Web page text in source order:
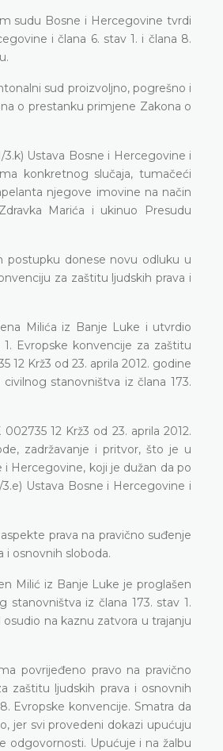
sudu Bosne i Hercegovine tvrdi
i člana 6. stav 1. i člana 8.
sud proizvoljno, pogrešno i
o prestanku primjene Zakona o
Ustava Bosne i Hercegovine i
konkretnog slučaja, tumačeći
njegove imovine na način
Zdravka Marića
i ukinuo Presudu
postupku donese novu odluku u
za zaštitu ljudskih prava i
Milića iz Banje Luke i utvrdio
Evropske konvencije za zaštitu
12 Krž3 od 23. aprila 2012. godine
stanovništva iz člana 173.
002735 12 Krž3 od 23. aprila 2012.
zadržavanje i pritvor, što je u
Hercegovine, koji je dužan da po
Ustava Bosne i Hercegovine i
prava na pravično suđenje
i osnovnih sloboda.
Milić iz Banje Luke je proglašen
iz člana 173. stav 1.
na kaznu zatvora u trajanju
povrijeđeno pravo na pravično
zaštitu ljudskih prava i osnovnih
Evropske konvencije. Smatra da
jer svi provedeni dokazi upućuju
odgovornosti. Upućuje i na žalbu